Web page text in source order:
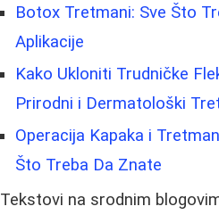
Botox Tretmani: Sve Što
Aplikacije
Kako Ukloniti Trudničke
Prirodni i Dermatološki
Operacija Kapaka i
Što Treba Da Znate
Tekstovi na srodnim